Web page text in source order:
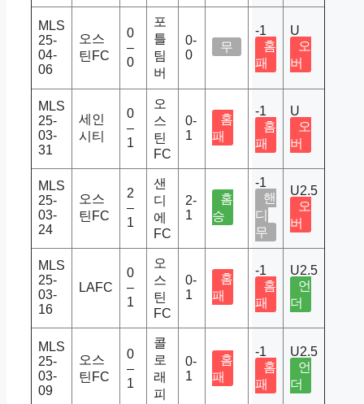
MLS
25-
04-
06
오스
틴FC
0
–
0
포
틀
팀
버
0-
0
무
-1
홈
패
U
오
버
MLS
25-
03-
31
세인
시티
0
–
1
오
스
틴
FC
0-
1
홈
패
-1
홈
패
U
오
버
MLS
25-
03-
24
오스
틴FC
2
–
1
샌
디
에
FC
2-
1
홈
승
-1
핸
디
무
U2.5
오
버
MLS
25-
03-
16
LAFC
0
–
1
오
스
틴
FC
0-
1
홈
패
-1
홈
패
U2.5
언
더
MLS
25-
03-
09
오스
틴FC
0
–
1
콜
로
래
피
0-
1
홈
패
-1
홈
패
U2.5
언
더